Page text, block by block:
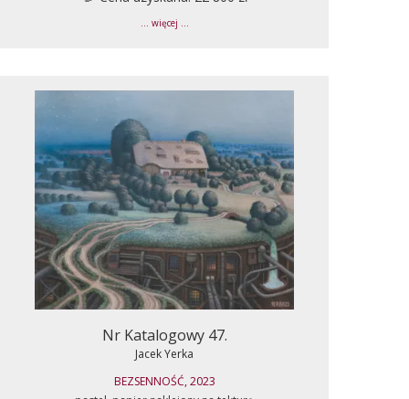
... więcej ...
Nr Katalogowy 47.
Jacek Yerka
BEZSENNOŚĆ, 2023